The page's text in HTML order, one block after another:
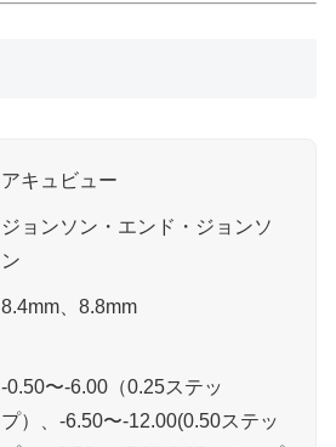
アキュビュー
ジョンソン・エンド・ジョンソ
ン
8.4mm、8.8mm
-0.50〜-6.00（0.25ステッ
プ）、-6.50〜-12.00(0.50ステッ